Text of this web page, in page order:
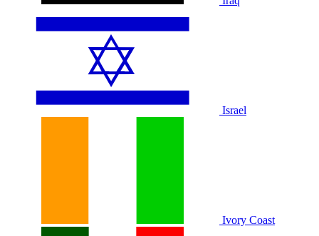
Israel
Ivory Coast